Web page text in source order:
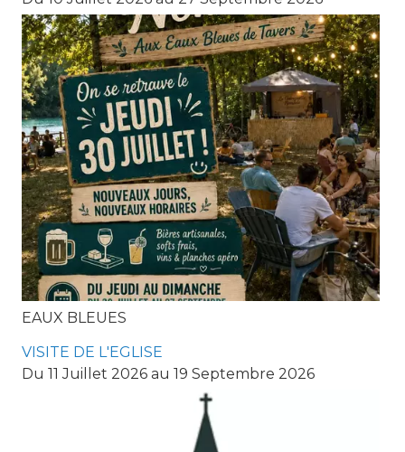
EAUX BLEUES
VISITE DE L'EGLISE
Du 11 Juillet 2026 au 19 Septembre 2026